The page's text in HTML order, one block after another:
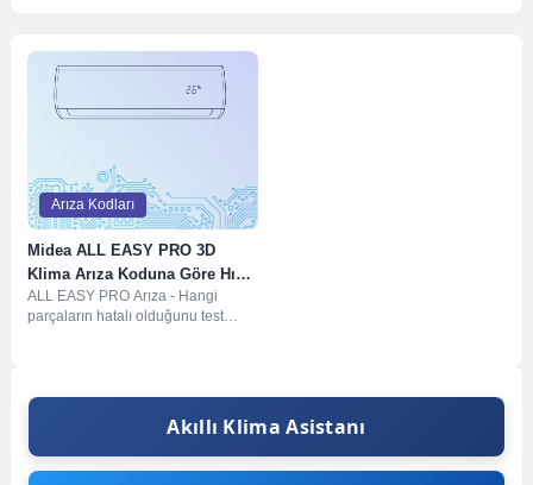
Arıza Kodları
Midea ALL EASY PRO 3D
Klima Arıza Koduna Göre Hızlı
Bakım
ALL EASY PRO Arıza - Hangi
parçaların hatalı olduğunu test
Akıllı Klima Asistanı